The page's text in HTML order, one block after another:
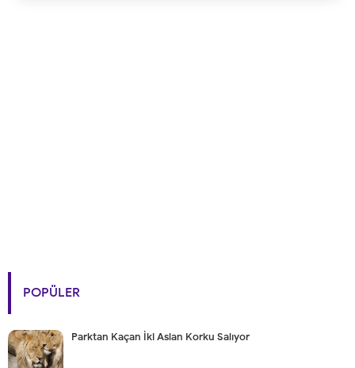
POPÜLER
Parktan Kaçan İki Aslan Korku Salıyor